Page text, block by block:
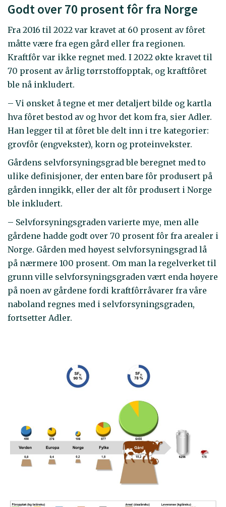
Godt over 70 prosent fôr fra Norge
Fra 2016 til 2022 var kravet at 60 prosent av fôret
måtte være fra egen gård eller fra regionen.
Kraftfôr var ikke regnet med. I 2022 økte kravet til
70 prosent av årlig tørrstoffopptak, og kraftfôret
ble nå inkludert.
– Vi ønsket å tegne et mer detaljert bilde og kartla
hva fôret bestod av og hvor det kom fra, sier Adler.
Han legger til at fôret ble delt inn i tre kategorier:
grovfôr (engvekster), korn og proteinvekster.
Gårdens selvforsyningsgrad ble beregnet med to
ulike definisjoner, der enten bare fôr produsert på
gården inngikk, eller der alt fôr produsert i Norge
ble inkludert.
– Selvforsyningsgraden varierte mye, men alle
gårdene hadde godt over 70 prosent fôr fra arealer i
Norge. Gården med høyest selvforsyningsgrad lå
på nærmere 100 prosent. Om man la regelverket til
grunn ville selvforsyningsgraden vært enda høyere
på noen av gårdene fordi kraftfôrråvarer fra våre
naboland regnes med i selvforsyningsgraden,
fortsetter Adler.